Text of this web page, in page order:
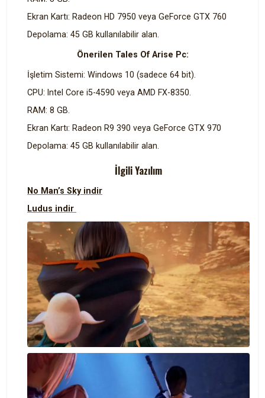
Ekran Kartı: Radeon HD 7950 veya GeForce GTX 760
Depolama: 45 GB kullanılabilir alan.
Önerilen Tales Of Arise Pc:
İşletim Sistemi: Windows 10 (sadece 64 bit).
CPU: Intel Core i5-4590 veya AMD FX-8350.
RAM: 8 GB.
Ekran Kartı: Radeon R9 390 veya GeForce GTX 970
Depolama: 45 GB kullanılabilir alan.
İlgili Yazılım
No Man’s Sky indir
Ludus indir